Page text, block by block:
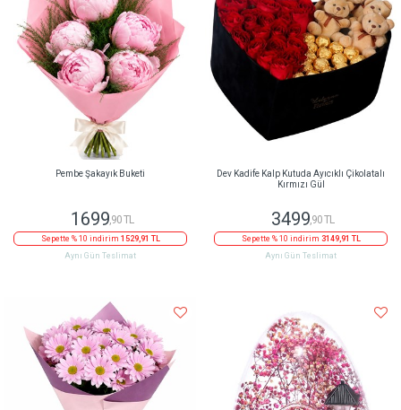
Pembe Şakayık Buketi
1699,90 TL
Sepette % 10 indirim 1529,91 TL
Aynı Gün Teslimat
Dev Kadife Kalp Kutuda Ayıcıklı Çikolatalı
Kırmızı Gül
3499,90 TL
Sepette % 10 indirim 3149,91 TL
Aynı Gün Teslimat